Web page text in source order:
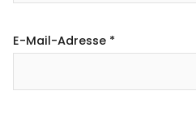
E-Mail-Adresse *